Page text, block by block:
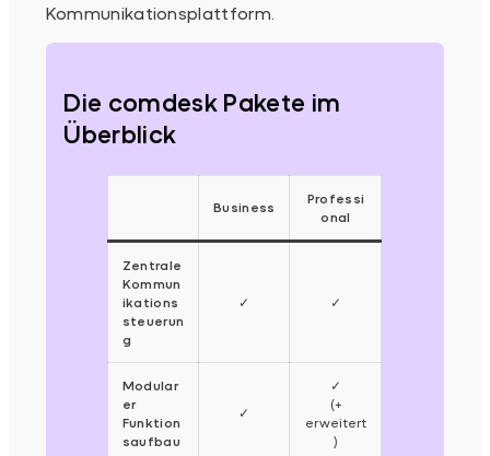
Kommunikationsplattform.
Die comdesk Pakete im
Überblick
Business
Professi
onal
Zentrale
Kommun
ikations
steuerun
g
✓ ✓
Modular
er
Funktion
saufbau
✓
✓
(+
erweitert
)